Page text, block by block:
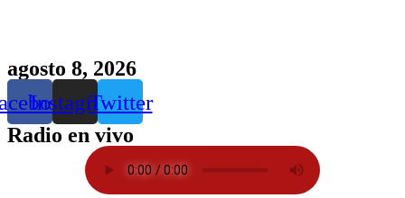
agosto 8, 2026
InstagramTwitter
Radio en vivo